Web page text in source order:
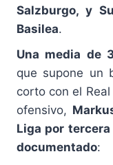
Salzburgo, y
Basilea.
Una media de
que supone un
corto con el
ofensivo,
Liga por
documentado: